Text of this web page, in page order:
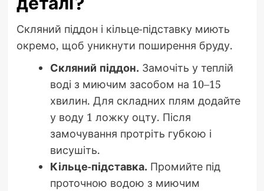
Скляний піддон і кільце-підставку миють
окремо, щоб уникнути поширення бруду.
Скляний піддон. Замочіть у теплій
воді з миючим засобом на 10–15
хвилин. Для складних плям додайте
у воду 1 ложку оцту. Після
замочування протріть губкою і
висушіть.
Кільце-підставка. Промийте під
проточною водою з миючим